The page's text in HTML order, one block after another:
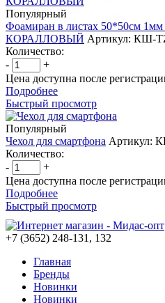
Популярный
Фоамиран в листах 50*50см
КОРАЛЛОВЫЙ Артикул: КШ-
Количество:
-
+
Цена доступна после
Подробнее
Быстрый просмотр
Популярный
Чехол для смартфона Артикул:
Количество:
-
+
Цена доступна после
Подробнее
Быстрый просмотр
+7 (3652) 248-131, 132
Главная
Бренды
Новинки
Новинки